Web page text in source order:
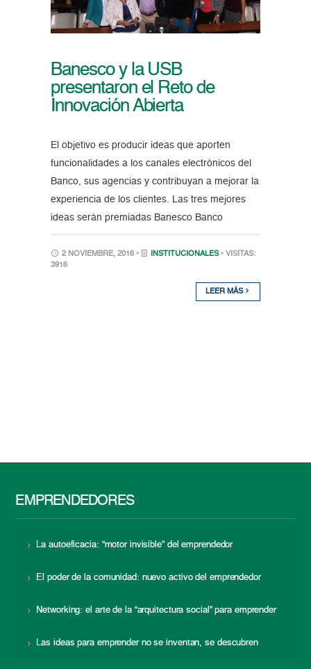
Banesco y la USB
presentaron el Reto de
Innovación Abierta
El objetivo es producir ideas que aporten
funcionalidades a los canales electrónicos del
Banco, sus agencias y contribuyan a mejorar la
experiencia de los clientes. Las tres mejores
ideas serán premiadas Banesco Banco
2 NOVIEMBRE, 2016 • INSTITUCIONALES • VISITAS:
3916
LEER MÁS
EMPRENDEDORES
La autoeficacia: “motor invisible” del emprendedor
El poder de la comunidad: nuevo activo del emprendedor
Networking: el arte de la “arquitectura social” para emprender
Las ideas para emprender no se inventan, se descubren